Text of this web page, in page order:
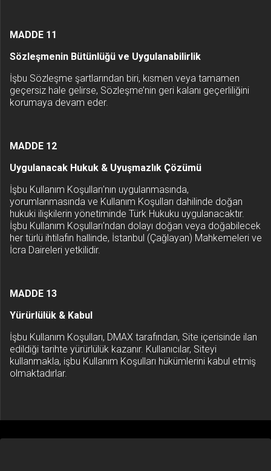
MADDE 11
Sözleşmenin Bütünlüğü ve Uygulanabilirlik
İşbu Sözleşme şartlarından biri, kısmen veya tamamen
geçersiz hale gelirse, Sözleşme’nin geri kalanı geçerliliğini
korumaya devam eder.
MADDE 12
Uygulanacak Hukuk & Uyuşmazlık Çözümü
İşbu Kullanım Koşulları'nın uygulanmasında,
yorumlanmasında ve Kullanım Koşulları dahilinde doğan
hukuki ilişkilerin yönetiminde Türk Hukuku uygulanacaktır.
İşbu Kullanım Koşulları'ndan dolayı doğan veya doğabilecek
her türlü ihtilafın hallinde, İstanbul (Çağlayan) Mahkemeleri ve
İcra Daireleri yetkilidir.
MADDE 13
Yürürlülük & Kabul
İşbu Kullanım Koşulları, DMAX tarafından, Site içerisinde ilan
edildiği tarihte yürürlülük kazanır. Kullanıcılar, Siteyi
kullanmakla, işbu Kullanım Koşulları hükümlerini kabul etmiş
olmaktadırlar.